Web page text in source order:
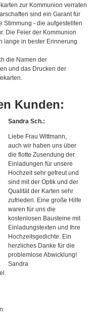
zur Kommunion verraten
sind ein Garant für
Stimmung - die aufgestellten
Die Feier der Kommunion
lange in bester Erinnerung
die Namen der
und das Drucken der
Kunden:
Sandra Sch.:
Liebe Frau Wittmann,
auch wir haben uns über
die flotte Zusendung der
Einladungen für unsere
Hochzeit sehr gefreut und
sind mit der Optik und der
Qualität der Karten sehr
zufrieden. Eine große Hilfe
waren für uns die
kostenlosen Bausteine mit
Einladungstexten und Ihre
Hochzeitsgedichte. Ein
herzliches Danke für die
problemlose Abwicklung!
Sandra